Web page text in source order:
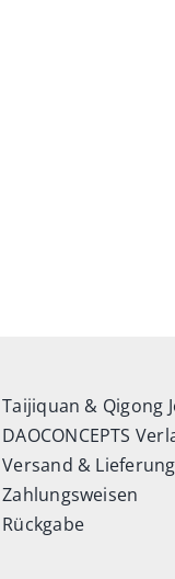
Taijiquan & Qigong
DAOCONCEPTS
Versand & Lieferung
Zahlungsweisen
Rückgabe